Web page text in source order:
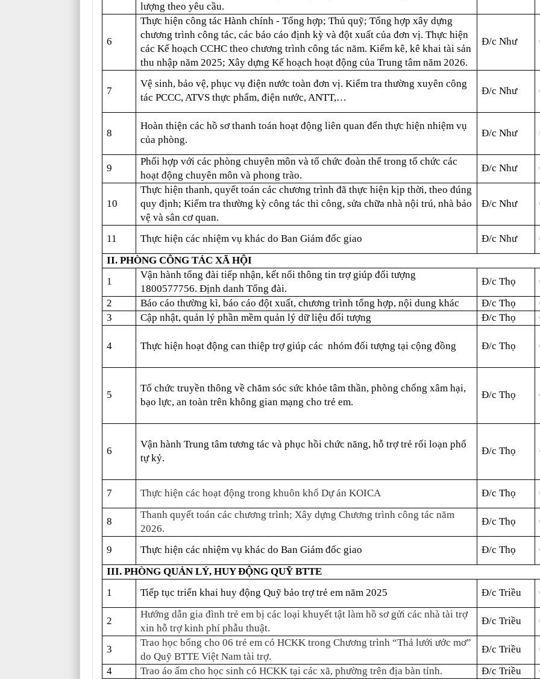
lượng theo yêu cầu.
6
Thực hiện công tác Hành chính - Tổng hợp; Thủ quỹ; Tổng hợp xây dựng
chương trình công tác, các báo cáo định kỳ và đột xuất của đơn vị. Thực hiện
các Kế hoạch CCHC theo chương trình công tác năm. Kiểm kê, kê khai tài sản
thu nhập năm 2025; Xây dựng Kế hoạch hoạt động của Trung tâm năm 2026.
Đ/c Như
7
Vệ sinh, bảo vệ, phục vụ điện nước toàn đơn vị. Kiểm tra thường xuyên công
tác PCCC, ATVS thực phẩm, điện nước, ANTT,…
Đ/c Như
8
Hoàn thiện các hồ sơ thanh toán hoạt động liên quan đến thực hiện nhiệm vụ
của phòng.
Đ/c Như
9
Phối hợp với các phòng chuyên môn và tổ chức đoàn thể trong tổ chức các
hoạt động chuyên môn và phong trào.
Đ/c Như
10
Thực hiện thanh, quyết toán các chương trình đã thực hiện kịp thời, theo đúng
quy định; Kiểm tra thường kỳ công tác thi công, sửa chữa nhà nội trú, nhà bảo
vệ và sân cơ quan.
Đ/c Như
11 Thực hiện các nhiệm vụ khác do Ban Giám đốc giao Đ/c Như
II. PHÒNG CÔNG TÁC XÃ HỘI
1
Vận hành tổng đài tiếp nhận, kết nối thông tin trợ giúp đối tượng
1800577756. Định danh Tổng đài.
Đ/c Thọ
2
Báo cáo thường kì, báo cáo đột xuất, chương trình tổng hợp, nội dung khác Đ/c Thọ
3
Cập nhật, quản lý phần mềm quản lý dữ liệu đối tượng Đ/c Thọ
4 Thực hiện hoạt động can thiệp trợ giúp các nhóm đối tượng tại cộng đồng Đ/c Thọ
5
Tổ chức truyền thông về chăm sóc sức khỏe tâm thần, phòng chống xâm hại,
bạo lực, an toàn trên không gian mạng cho trẻ em.
Đ/c Thọ
6
Vận hành Trung tâm tương tác và phục hồi chức năng, hỗ trợ trẻ rối loạn phổ
tự kỷ.
Đ/c Thọ
7
Thực hiện các hoạt động trong khuôn khổ Dự án KOICA Đ/c Thọ
8
Thanh quyết toán các chương trình; Xây dựng Chương trình công tác năm
2026.
Đ/c Thọ
9
Thực hiện các nhiệm vụ khác do Ban Giám đốc giao Đ/c Thọ
III. PHÒNG QUẢN LÝ, HUY ĐỘNG QUỸ BTTE
1
Tiếp tục triển khai huy động Quỹ bảo trợ trẻ em năm 2025 Đ/c Triều
2
Hướng dẫn gia đình trẻ em bị các loại khuyết tật làm hồ sơ gửi các nhà tài trợ
xin hỗ trợ kinh phí phẫu thuật.
Đ/c Triều
3
Trao học bổng cho 06 trẻ em có HCKK trong Chương trình “Thả lưới ước mơ”
do Quỹ BTTE Việt Nam tài trợ.
Đ/c Triều
4
Trao áo ấm cho học sinh có HCKK tại các xã, phường trên địa bàn tỉnh. Đ/c Triều